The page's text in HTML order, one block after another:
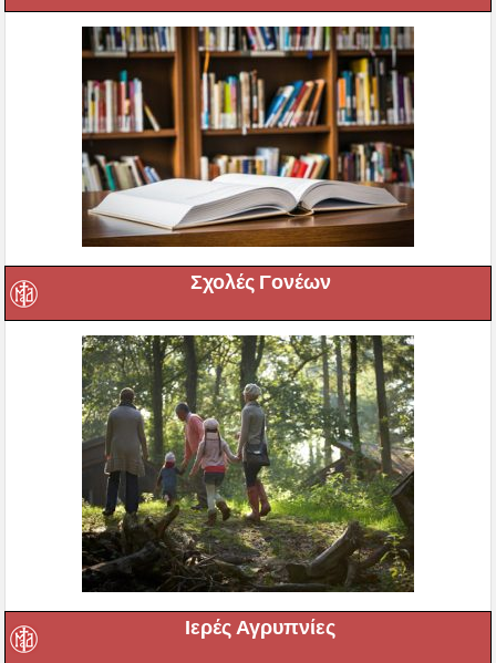
Σχολές Γονέων
Ιερές Αγρυπνίες